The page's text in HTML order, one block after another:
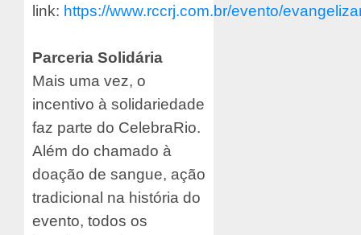
link: https://www.rccrj.com.br/evento/
Parceria Solidária
Mais uma vez, o
incentivo à solidariedade
faz parte do CelebraRio.
Além do chamado à
doação de sangue, ação
tradicional na história do
evento, todos os